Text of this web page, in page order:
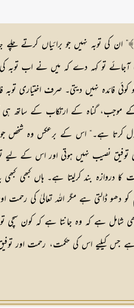
﴾” ان کی توبہ نہیں جو برائیاں کرتے چلے
کہہ دے کہ میں نے اب توبہ کی،
فائدہ نہیں دیتی۔ صرف اختیاری توبہ
موجب، گناہ کے ارتکاب کے ساتھ
قبول کرتا ہے۔“ اس کے برعکس وہ
نصیب نہیں ہوتی اور اس کے لیے
بند کرلیتا ہے۔ ہاں کبھی
کو دھو ڈالتی ہے مگر اللہ تعالیٰ
بھی شامل ہے کہ وہ جانتا ہے کہ کون
جس کیلیے اس کی حکمت، رحمت اور